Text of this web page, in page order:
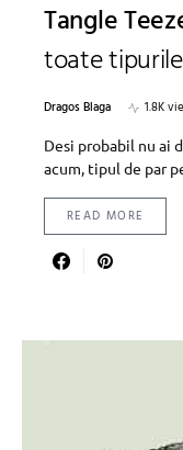
Tangle
toate
Dragos Blaga
1.8K
Desi probabil nu ai
acum, tipul de par
READ MORE